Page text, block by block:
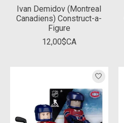
Ivan Demidov (Montreal
Canadiens) Construct-a-
Figure
12,00$CA